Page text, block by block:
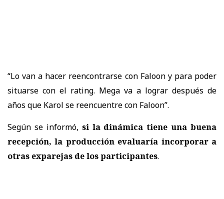
“Lo van a hacer reencontrarse con Faloon y para poder
situarse con el rating. Mega va a lograr después de
años que Karol se reencuentre con Faloon”.
Según se informó, si la dinámica tiene una buena
recepción, la producción evaluaría incorporar a
otras exparejas de los participantes.